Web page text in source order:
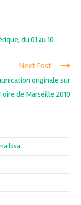
du 01 au 10
Next Post
originale sur
de Marseille 2010